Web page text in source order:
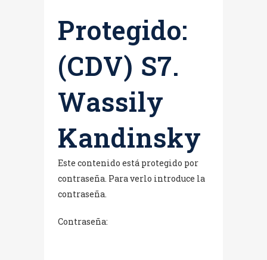
Protegido:
(CDV) S7.
Wassily
Kandinsky
Este contenido está protegido por
contraseña. Para verlo introduce la
contraseña.
Contraseña: